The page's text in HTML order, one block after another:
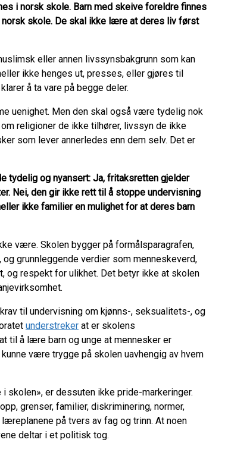
i norsk skole. Barn med skeive foreldre finnes
norsk skole. De skal ikke lære at deres liv først
eller annen livssynsbakgrunn som kan
ikke henges ut, presses, eller gjøres til
å ta vare på begge deler.
uenighet. Men den skal også være tydelig nok
religioner de ikke tilhører, livssyn de ikke
som lever annerledes enn dem selv. Det er
tydelig og nyansert: Ja, fritaksretten gjelder
Nei, den gir ikke rett til å stoppe undervisning
ikke familier en mulighet for at deres barn
være. Skolen bygger på formålsparagrafen,
grunnleggende verdier som menneskeverd,
og respekt for ulikhet. Det betyr ikke at skolen
til undervisning om kjønns-, seksualitets-, og
understreker at er skolens
til å lære barn og unge at mennesker er
være trygge på skolen uavhengig av hvem
skolen», er dessuten ikke pride-markeringer.
grenser, familier, diskriminering, normer,
på tvers av fag og trinn. At noen
deltar i et politisk tog.